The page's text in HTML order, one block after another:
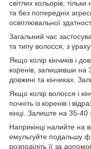
світлих кольорів,
та без попередніх
освітлювальної
Загальний час
та типу волосся, з
Якщо колір кінчиків і
коренів, залишивши на
довжині та кінчиках.
Якщо колір волосся і
почніть із коренів і
кінці. Залиште на 35-40
Наприкінці налийте на
емульгуйте подальшу
розподіліть її за